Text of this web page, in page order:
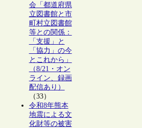
会「都道府県
立図書館と市
町村立図書館
等との関係：
「支援」と
「協力」の今
とこれから」
（8/21・オン
ライン、録画
配信あり）
（33）
令和8年熊本
地震による文
化財等の被害